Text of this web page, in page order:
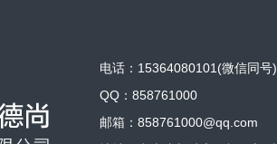
电话：15364080101(微信同号)
QQ：858761000
邮箱：858761000@qq.com